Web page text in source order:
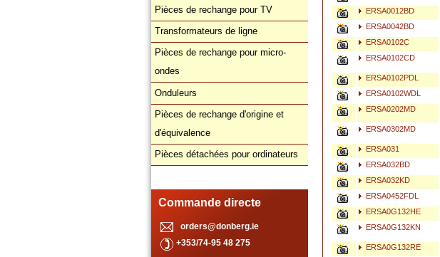
Pièces de rechange pour TV
Transformateurs de ligne
Pièces de rechange pour micro-
ondes
Onduleurs
Pièces de rechange d'origine et
d'équivalence
Pièces détachées pour ordinateurs
Commande directe
orders@donberg.ie
+353/74-95 48 275
ERSA0012BD
ERSA0042BD
ERSA0102C
ERSA0102CD
ERSA0102PDL
ERSA0102WDL
ERSA0202MD
ERSA0302MD
ERSA031
ERSA032BD
ERSA032KD
ERSA0452FDL
ERSA0G132HE
ERSA0G132KN
ERSA0G132RE